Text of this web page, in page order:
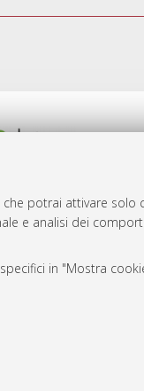
potrai attivare solo
e analisi dei
in "Mostra